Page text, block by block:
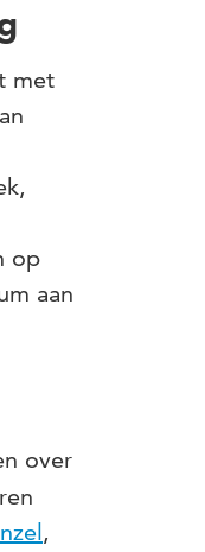
met
op
aan
over
,